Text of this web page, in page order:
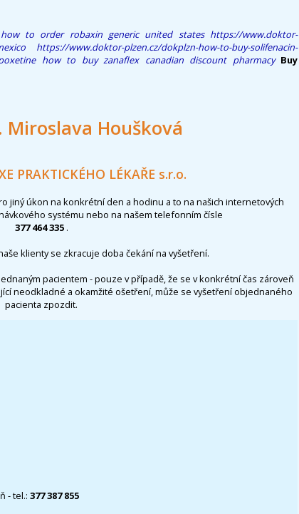
how to order robaxin generic united states https://www.doktor-
https://www.doktor-plzen.cz/dokplzn-how-to-buy-solifenacin-
how to buy zanaflex canadian discount pharmacy Buy
Houšková
PRAKTICKÉHO LÉKAŘE s.r.o.
jiný úkon na konkrétní den a hodinu a to na našich internetových
systému nebo na našem telefonním čísle
377 464 335 .
klienty se zkracuje doba čekání na vyšetření.
pacientem - pouze v případě, že se v konkrétní čas zároveň
neodkladné a okamžité ošetření, může se vyšetření objednaného
pacienta zpozdit.
- tel.: 377 387 855